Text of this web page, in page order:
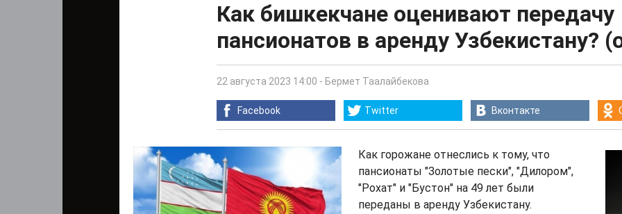
Как бишкекчане оценивают передачу
пансионатов в аренду Узбекистану?
22 августа 2023 14:00 - Бермет Таалайбекова
Facebook Twitter Вконтакте
Как горожане отнеслись к тому, что
пансионаты "Золотые пески", "Дилором",
"Рохат" и "Бустон" на 49 лет были
переданы в аренду Узбекистану.